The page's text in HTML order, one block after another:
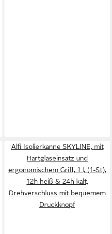
Alfi Isolierkanne SKYLINE, mit
Hartglaseinsatz und
ergonomischem Griff, 1 l, (1-St),
12h heiß & 24h kalt,
Drehverschluss mit bequemem
Druckknopf